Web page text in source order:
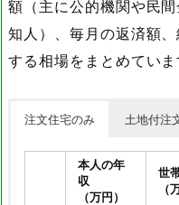
額（主に公的機関や民
知人）、毎月の返済額
する相場をまとめていま
注文住宅のみ 土地付注
本人の年
収
（万円）
世
（